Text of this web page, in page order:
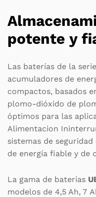
potente y
Las baterías de la serie
acumuladores de
compactos, basados
plomo-dióxido de
óptimos para las
Alimentacion
sistemas de
de energía fiable y de
La gama de baterías
modelos de 4,5 Ah, 7